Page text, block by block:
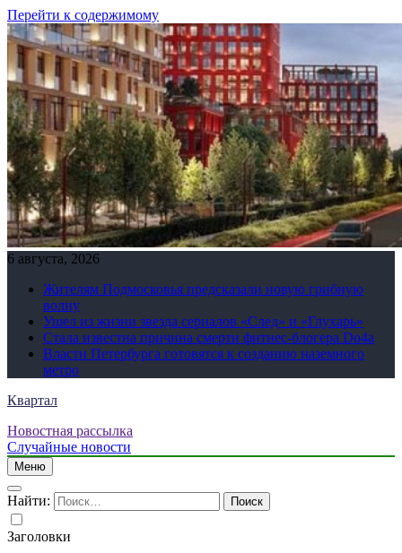
Перейти к содержимому
6 августа, 2026
Жителям Подмосковья предсказали новую грибную
волну
Ушел из жизни звезда сериалов «След» и «Глухарь»
Стала известна причина смерти фитнес-блогера Do4а
Власти Петербурга готовятся к созданию наземного
метро
Квартал
Новостная рассылка
Случайные новости
Меню
Найти:
Заголовки